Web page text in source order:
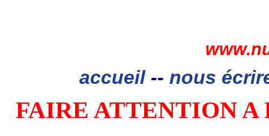
accueil -- nous
FAIRE ATTENTION